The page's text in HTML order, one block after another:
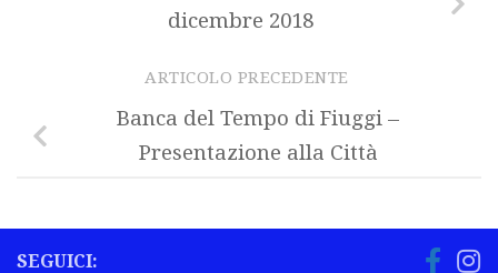
dicembre 2018
ARTICOLO PRECEDENTE
Banca del Tempo di Fiuggi –
Presentazione alla Città
SEGUICI: